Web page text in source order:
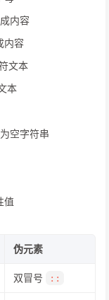
内容
内容
文本
本
空字符串
值
伪元素
双冒号 ::